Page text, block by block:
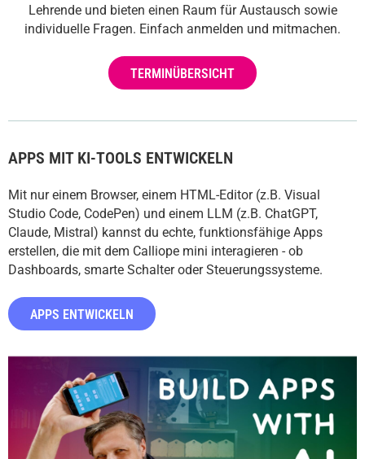
Lehrende und bieten einen Raum für Austausch sowie
individuelle Fragen. Einfach anmelden und mitmachen.
TERMINÜBERSICHT
APPS MIT KI-TOOLS ENTWICKELN
Mit nur einem Browser, einem HTML-Editor (z.B. Visual
Studio Code, CodePen) und einem LLM (z.B. ChatGPT,
Claude, Mistral) kannst du echte, funktionsfähige Apps
erstellen, die mit dem Calliope mini interagieren - ob
Dashboards, smarte Schalter oder Steuerungssysteme.
APPS ENTWICKELN